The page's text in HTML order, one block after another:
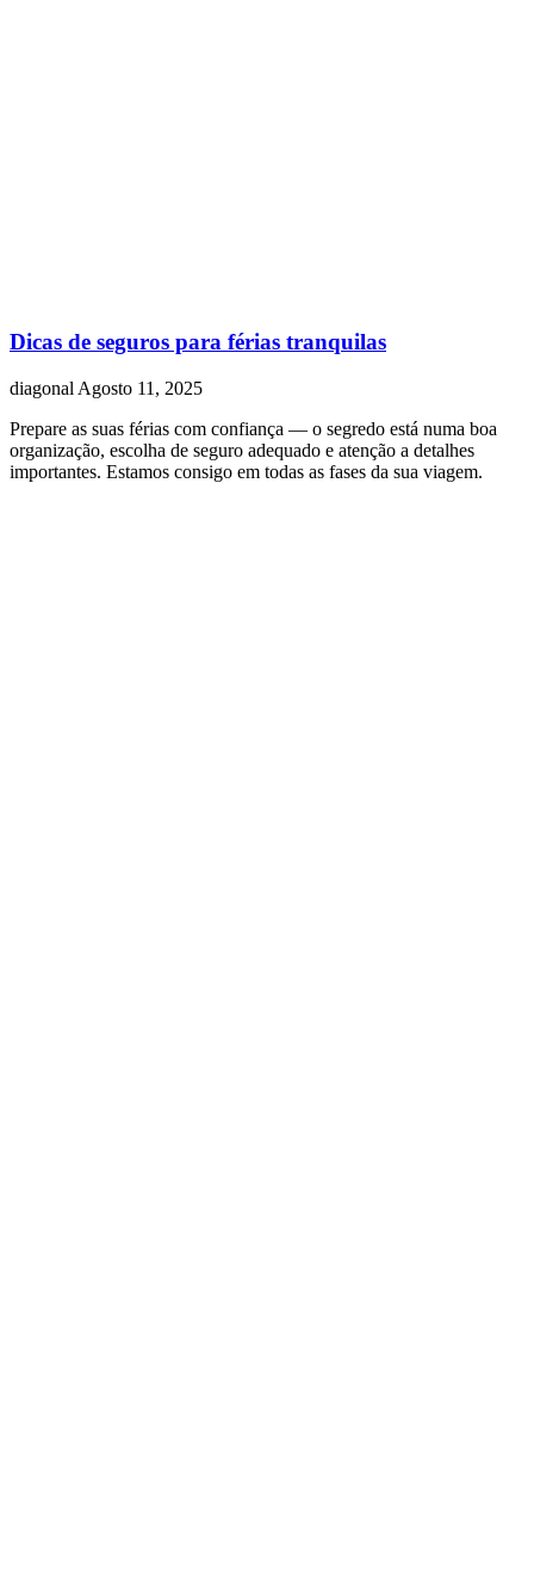
Dicas de seguros para férias tranquilas
diagonal Agosto 11, 2025
Prepare as suas férias com confiança — o segredo está numa boa
organização, escolha de seguro adequado e atenção a detalhes
importantes. Estamos consigo em todas as fases da sua viagem.